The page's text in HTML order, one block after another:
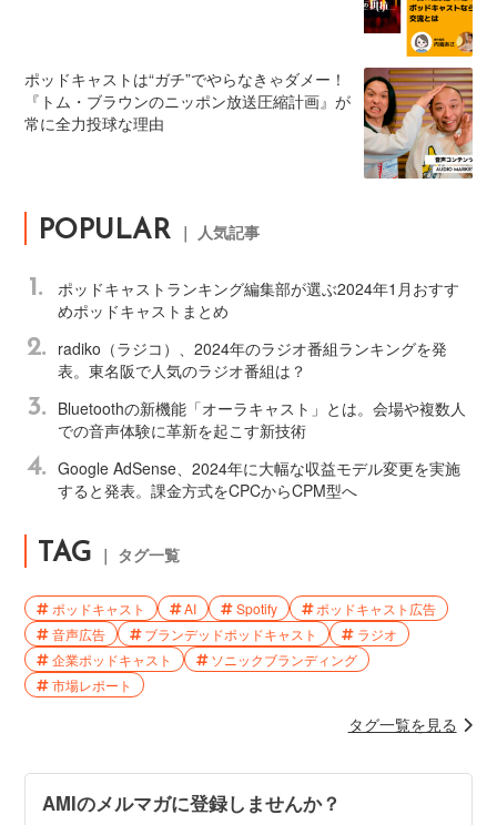
ポッドキャストは“ガチ”でやらなきゃダメー！
『トム・ブラウンのニッポン放送圧縮計画』が
常に全力投球な理由
POPULAR ｜ 人気記事
1.
ポッドキャストランキング編集部が選ぶ2024年1月おすす
めポッドキャストまとめ
2.
radiko（ラジコ）、2024年のラジオ番組ランキングを発
表。東名阪で人気のラジオ番組は？
3.
Bluetoothの新機能「オーラキャスト」とは。会場や複数人
での音声体験に革新を起こす新技術
4. Google AdSense、2024年に大幅な収益モデル変更を実施
すると発表。課金方式をCPCからCPM型へ
TAG ｜ タグ一覧
ポッドキャスト AI Spotify
ポッドキャスト広告
音声広告
ブランデッドポッドキャスト
ラジオ
企業ポッドキャスト
ソニックブランディング
市場レポート
タグ一覧を見る
AMIのメルマガに登録しませんか？